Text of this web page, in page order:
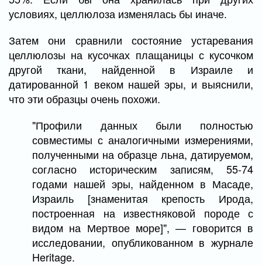
условиях, целлюлоза изменялась бы иначе.
Затем они сравнили состояние устаревания
целлюлозы на кусочках плащаницы с кусочком
другой ткани, найденной в Израиле и
датированной 1 веком нашей эры, и выяснили,
что эти образцы очень похожи.
"Профили данных были полностью
совместимы с аналогичными измерениями,
полученными на образце льна, датируемом,
согласно историческим записям, 55-74
годами нашей эры, найденном в Масаде,
Израиль [знаменитая крепость Ирода,
построенная на известняковой породе с
видом на Мертвое море]", — говорится в
исследовании, опубликованном в журнале
Heritage.